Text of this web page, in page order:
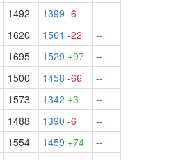
1492 1399 -6
--
1620 1561 -22
--
1695 1529 +97
--
1500 1458 -66
--
1573 1342 +3
--
1488 1390 -6
--
1554 1459 +74
--